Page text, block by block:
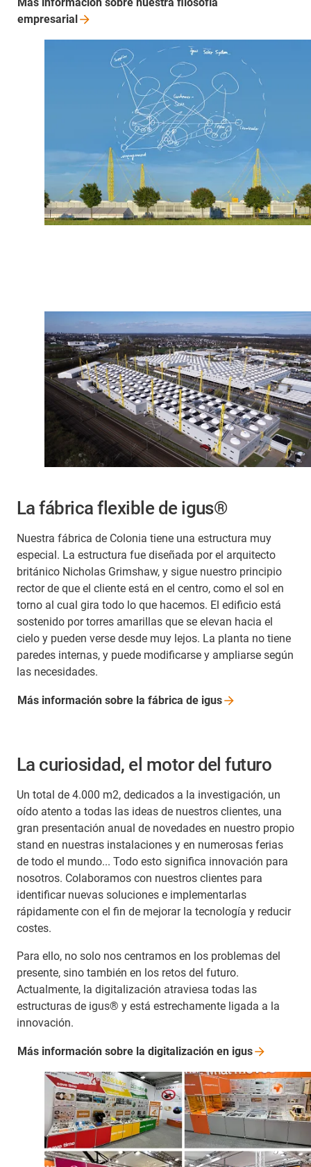
empresarial
La fábrica flexible de igus®
Nuestra fábrica de Colonia tiene una estructura muy
especial. La estructura fue diseñada por el arquitecto
británico Nicholas Grimshaw, y sigue nuestro principio
rector de que el cliente está en el centro, como el sol en
torno al cual gira todo lo que hacemos. El edificio está
sostenido por torres amarillas que se elevan hacia el
cielo y pueden verse desde muy lejos. La planta no tiene
paredes internas, y puede modificarse y ampliarse según
las necesidades.
Más información sobre la fábrica de igus
La curiosidad, el motor del futuro
Un total de 4.000 m2, dedicados a la investigación, un
oído atento a todas las ideas de nuestros clientes, una
gran presentación anual de novedades en nuestro propio
stand en nuestras instalaciones y en numerosas ferias
de todo el mundo... Todo esto significa innovación para
nosotros. Colaboramos con nuestros clientes para
identificar nuevas soluciones e implementarlas
rápidamente con el fin de mejorar la tecnología y reducir
costes.
Para ello, no solo nos centramos en los problemas del
presente, sino también en los retos del futuro.
Actualmente, la digitalización atraviesa todas las
estructuras de igus® y está estrechamente ligada a la
innovación.
Más información sobre la digitalización en igus